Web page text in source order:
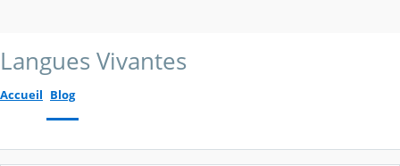
Langues Vivantes
Accueil Blog